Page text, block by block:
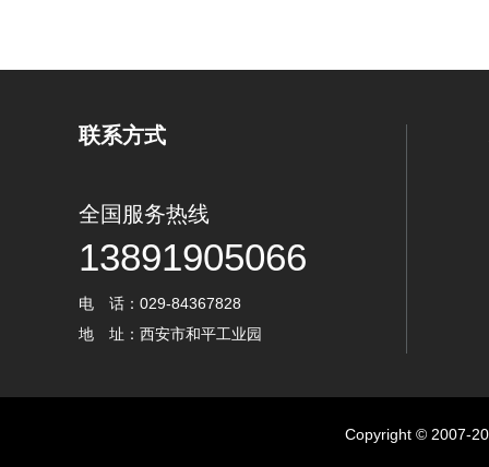
联系方式
全国服务热线
13891905066
电 话：029-84367828
地 址：西安市和平工业园
Copyright © 2007-